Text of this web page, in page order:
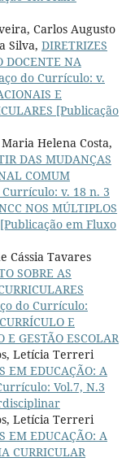
Carlos Augusto
Silva, DIRETRIZES
DOCENTE NA
do Currículo: v.
E
[Publicação
Helena Costa,
DAS MUDANÇAS
COMUM
Currículo: v. 18 n. 3
NOS MÚLTIPLOS
[Publicação em Fluxo
Cássia Tavares
SOBRE AS
do Currículo:
E
GESTÃO ESCOLAR
Letícia Terreri
EM EDUCAÇÃO: A
Vol.7, N.3
Letícia Terreri
EM EDUCAÇÃO: A
CURRICULAR